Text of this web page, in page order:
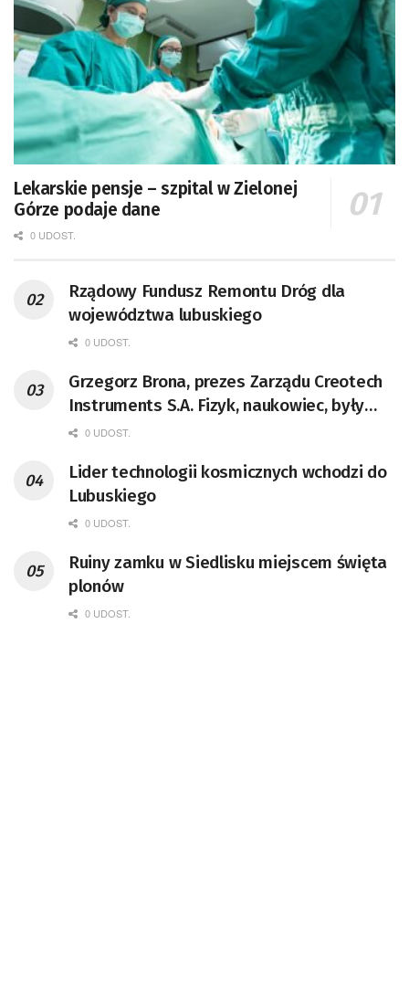
Lekarskie pensje – szpital w Zielonej
Górze podaje dane
0 UDOST.
Rządowy Fundusz Remontu Dróg dla
województwa lubuskiego
0 UDOST.
Grzegorz Brona, prezes Zarządu Creotech
Instruments S.A. Fizyk, naukowiec, były
pracownik CERN w Genewie,
doktor habilitowany nauk fizycznych,
koordynator Rady Sektorowej ds.
Kompetencji Przemysłu Lotniczo-
Badań Kosmicznych i Satelitarnych PAN.
0 UDOST.
Lider technologii kosmicznych wchodzi do
Lubuskiego
0 UDOST.
Ruiny zamku w Siedlisku miejscem święta
plonów
0 UDOST.